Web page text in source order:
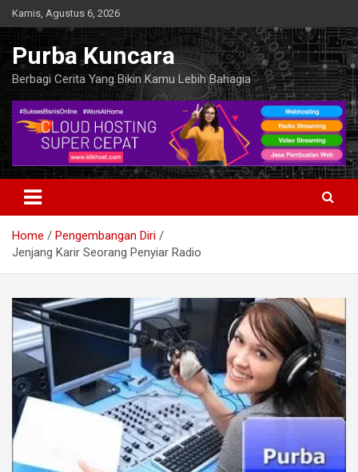
Skip
to
content
Kamis, Agustus 6, 2026
Purba Kuncara
Berbagi Cerita Yang Bikin Kamu Lebih Bahagia
Home
Pengembangan Diri
Jenjang Karir Seorang Penyiar Radio